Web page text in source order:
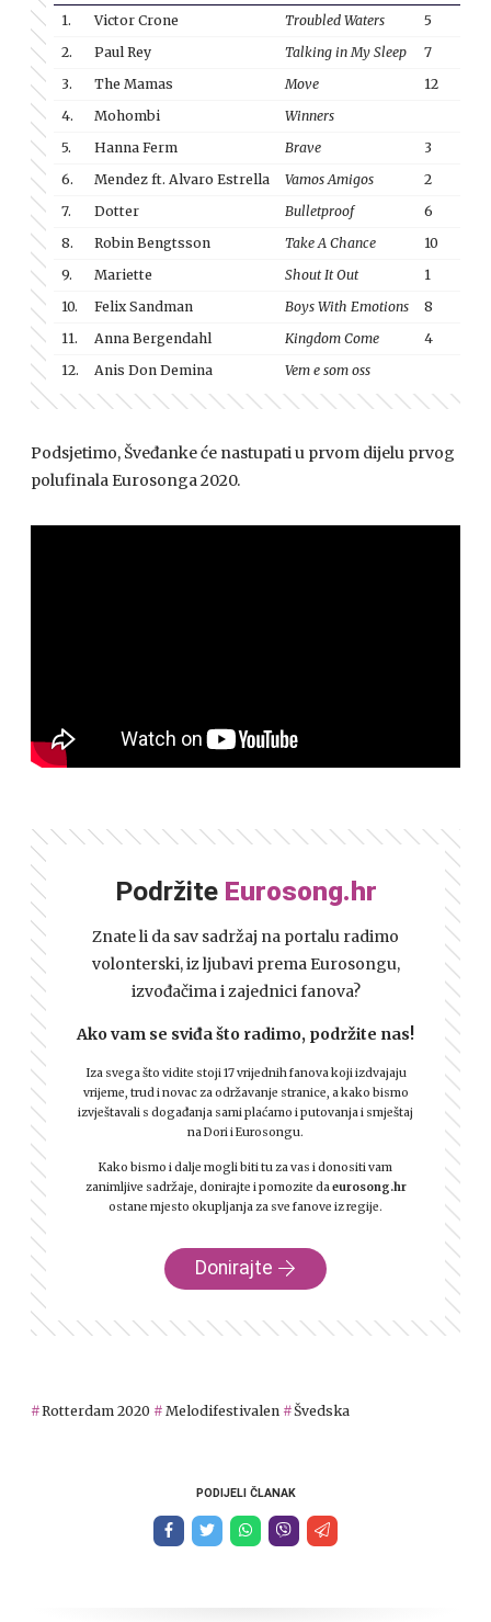
1. Victor Crone Troubled Waters 5
2.
Paul Rey Talking in My Sleep 7
3.
The Mamas Move 12
4.
Mohombi Winners
5.
Hanna Ferm Brave 3
6.
Mendez ft. Alvaro Estrella Vamos Amigos 2
7.
Dotter Bulletproof 6
8.
Robin Bengtsson Take A Chance
10
9.
Mariette Shout It Out
1
10.
Felix Sandman Boys With Emotions 8
11.
Anna Bergendahl Kingdom Come 4
12.
Anis Don Demina Vem e som oss
Podsjetimo, Šveđanke će nastupati u prvom dijelu prvog
polufinala Eurosonga 2020.
Podržite Eurosong.hr
Znate li da sav sadržaj na portalu radimo
volonterski, iz ljubavi prema Eurosongu,
izvođačima i zajednici fanova?
Ako vam se sviđa što radimo, podržite nas!
Iza svega što vidite stoji 17 vrijednih fanova koji izdvajaju
vrijeme, trud i novac za održavanje stranice, a kako bismo
izvještavali s događanja sami plaćamo i putovanja i smještaj
na Dori i Eurosongu.
Kako bismo i dalje mogli biti tu za vas i donositi vam
zanimljive sadržaje, donirajte i pomozite da eurosong.hr
ostane mjesto okupljanja za sve fanove iz regije.
Donirajte
Rotterdam 2020 Melodifestivalen Švedska
PODIJELI ČLANAK